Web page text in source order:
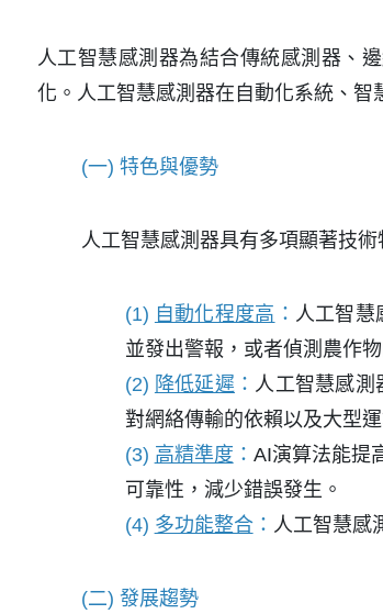
人工智慧感測器為結合傳統感測器、
化。人工智慧感測器在自動化系統、智
(一) 特色與優勢
人工智慧感測器具有多項顯著技術
(1) 自動化程度高 ： 人工智慧
並發出警報，或者偵測農作
(2) 降低延遲 ： 人工智慧感測
對網絡傳輸的依賴以及大型
(3) 高精準度 ： AI演算法能提
可靠性，減少錯誤發生。
(4) 多功能整合： 人工智慧感
(二) 發展趨勢